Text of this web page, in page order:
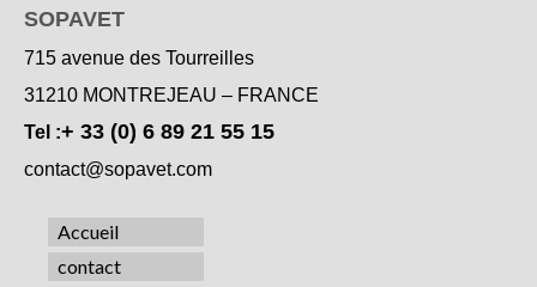
SOPAVET
715 avenue des Tourreilles
31210 MONTREJEAU – FRANCE
Tel :+ 33 (0) 6 89 21 55 15
contact@sopavet.com
Accueil
contact